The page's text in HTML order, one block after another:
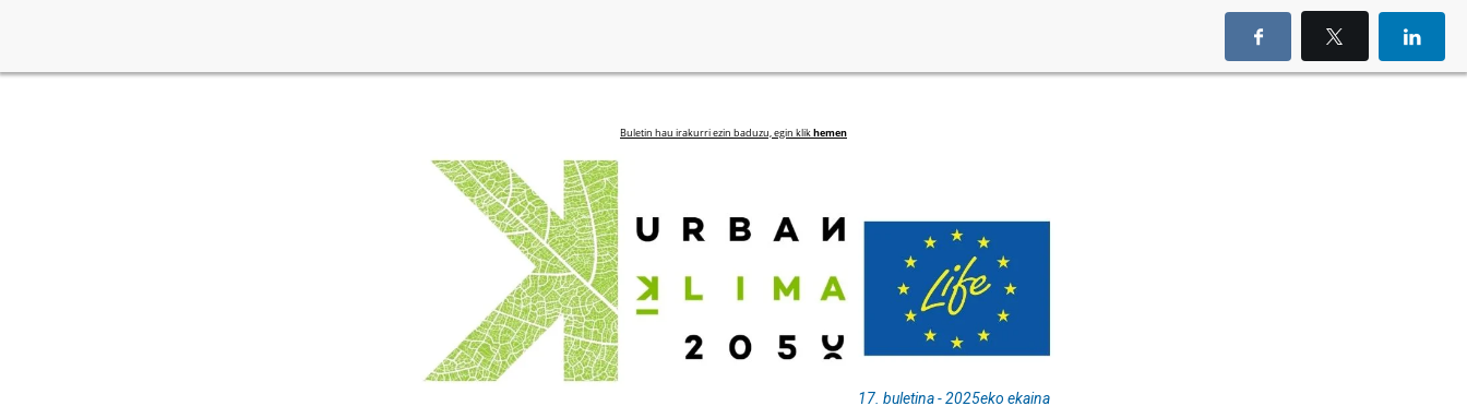
Buletin hau irakurri ezin baduzu, egin klikhemen
17. buletina - 2025eko ekaina